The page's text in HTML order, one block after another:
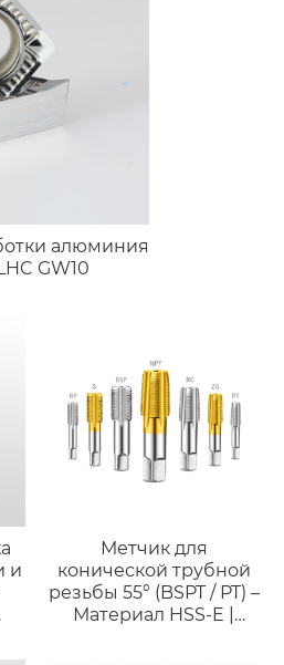
алюминия
GW10
и
Метчик для
конической трубной
резьбы 55° (BSPT / PT) –
Материал HSS-E |